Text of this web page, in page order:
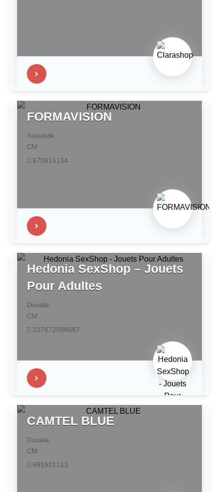
FORMAVISION
Yaoundé,
CM
670915134
Hedonia SexShop – Jouets
Pour Adultes
Douala,
CM
237672588687
CAMTEL BLUE
Douala,
CM
691931123